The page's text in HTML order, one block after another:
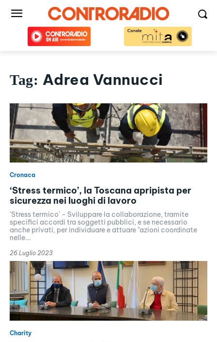
Tag: Adrea Vannucci
Cronaca
‘Stress termico’, la Toscana apripista per
sicurezza nei luoghi di lavoro
'Stress termico' - Sviluppare la collaborazione, tramite
specifici accordi tra soggetti pubblici, e se necessario
anche privati, per individuare e attuare "azioni coordinate
nelle...
26 Luglio 2023
Charity